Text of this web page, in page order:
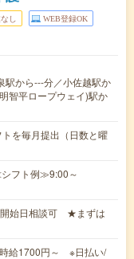
し WEB登録OK
駅から---分／小佐越駅か
智平ロープウェイ)駅か
を毎月提出（日数と曜
フト例≫9:00～
開始日相談可 ★まずは
給1700円～ ※日払い/